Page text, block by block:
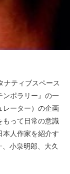
ナティブスペース
ンポラリー』の一
レーター）の企画
もって日常の意識
本人作家を紹介す
小泉明郎、大久